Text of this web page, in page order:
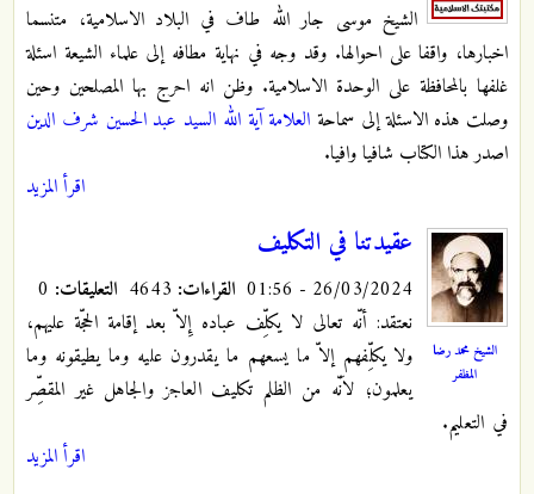
الشيخ موسى جار الله طاف في البلاد الاسلامية، متنسما
اخبارها، واقفا على احوالها. وقد وجه في نهاية مطافه إلى علماء الشيعة اسئلة
غلفها بالمحافظة على الوحدة الاسلامية. وظن انه احرج بها المصلحين وحين
وصلت هذه الاسئلة إلى سماحة العلامة آية الله السيد عبد الحسين شرف الدين
اصدر هذا الكتاب شافيا وافيا.
اقرأ المزيد
الشيخ محمد رضا
المظفر
عقيدتنا في التكليف
26/03/2024 - 01:56 القراءات: التعليقات:
نعتقد: أنّه تعالى لا يكلِّف عباده إِلاّ بعد إقامة الحجّة عليهم،
ولايكلِّفهم إلاّ ما يسعهم ما يقدرون عليه وما يطيقونه وما
يعلمون؛ لاَنّه من الظلم تكليف العاجز والجاهل غير المقصِّر
في التعليم.
اقرأ المزيد